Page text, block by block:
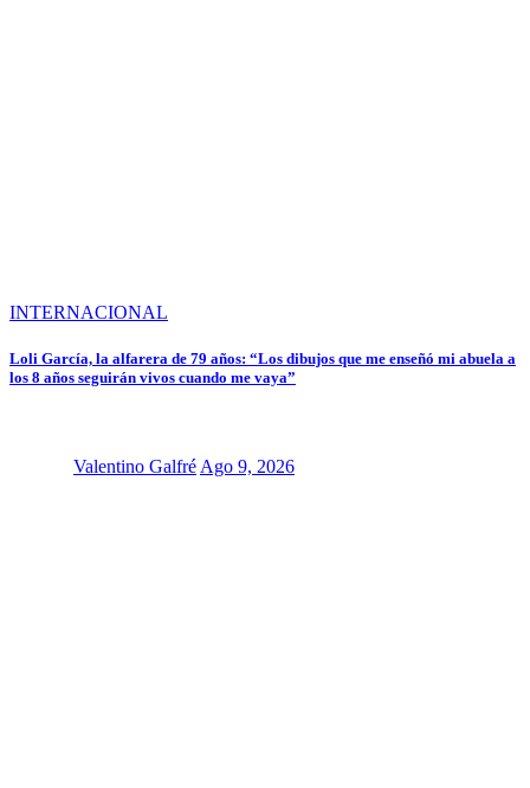
INTERNACIONAL
Loli García, la alfarera de 79 años: “Los dibujos que me enseñó mi abuela a
los 8 años seguirán vivos cuando me vaya”
Valentino Galfré Ago 9, 2026